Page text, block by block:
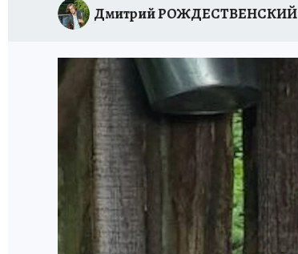
Дмитрий РОЖДЕСТВЕНСКИЙ